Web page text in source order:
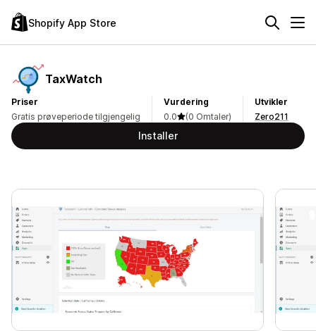
Shopify App Store
TaxWatch
Priser
Gratis prøveperiode tilgjengelig
Vurdering
0.0
(0 Omtaler)
Utvikler
Zero211
Installer